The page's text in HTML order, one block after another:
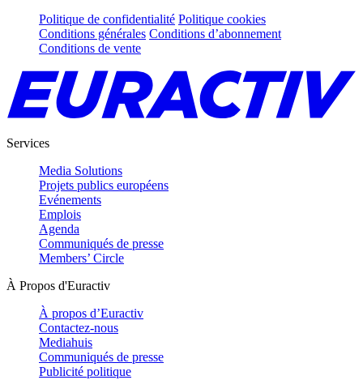
Politique de confidentialité Politique cookies
Conditions générales Conditions d’abonnement
Conditions de vente
Services
Media Solutions
Projets publics européens
Evénements
Emplois
Agenda
Communiqués de presse
Members’ Circle
À Propos d'Euractiv
À propos d’Euractiv
Contactez-nous
Mediahuis
Communiqués de presse
Publicité politique